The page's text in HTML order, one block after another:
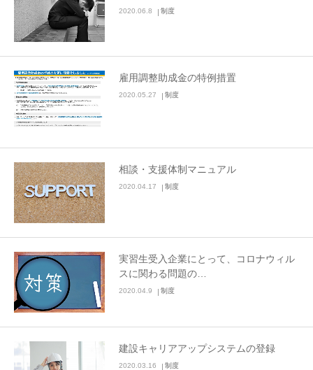
2020.06.8 制度
雇用調整助成金の特例措置
2020.05.27 制度
相談・支援体制マニュアル
2020.04.17 制度
実習生受入企業にとって、コロナウィル
スに関わる問題の…
2020.04.9 制度
建設キャリアアップシステムの登録
2020.03.16 制度